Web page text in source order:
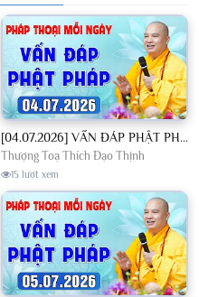
[04.07.2026] VẤN ĐÁP PHẬT PHÁP - Nghe Thầy giảng Pháp mỗi ngày CÔNG ĐỨC VÔ LƯỢNG│TT. Thích Đạo Thịnh
Thượng Toạ Thích Đạo Thịnh
15 lượt xem